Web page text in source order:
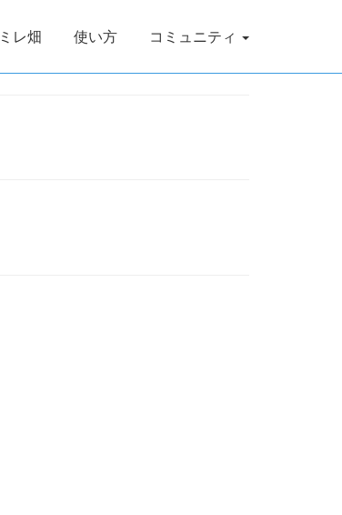
レ畑 使い方 コミュニティ